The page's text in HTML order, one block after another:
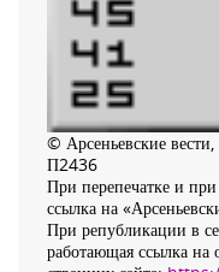
© Арсеньевские
П2436
При перепечатке и
ссылка на
При републикации в
работающая ссылка на